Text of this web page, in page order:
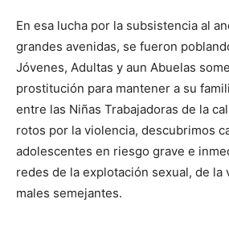
En esa lucha por la subsistencia al
grandes avenidas, se fueron
Jóvenes, Adultas y aun Abuelas
prostitución para mantener a su
entre las Niñas Trabajadoras de la
rotos por la violencia, descubrimos
adolescentes en riesgo grave e
redes de la explotación sexual, de la
males semejantes.